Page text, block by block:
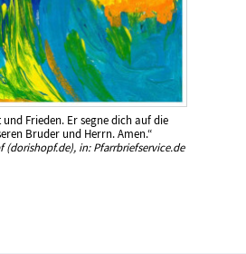
Frieden. Er segne dich auf die
Bruder und Herrn. Amen.“
(dorishopf.de), in: Pfarrbriefservice.de